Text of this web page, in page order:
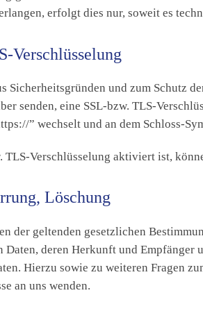
erfolgt dies nur, soweit es
Verschlüsselung
Sicherheitsgründen und zum Schutz
senden, eine SSL-bzw. TLS-
” wechselt und an dem Schloss-
TLS-Verschlüsselung aktiviert ist,
Löschung
der geltenden gesetzlichen
Daten, deren Herkunft und
Hierzu sowie zu weiteren Fragen
an uns wenden.